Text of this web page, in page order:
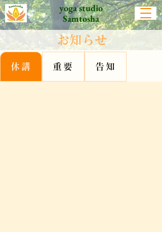
yoga studio
Samtosha
​お知らせ
休講 重要 告知